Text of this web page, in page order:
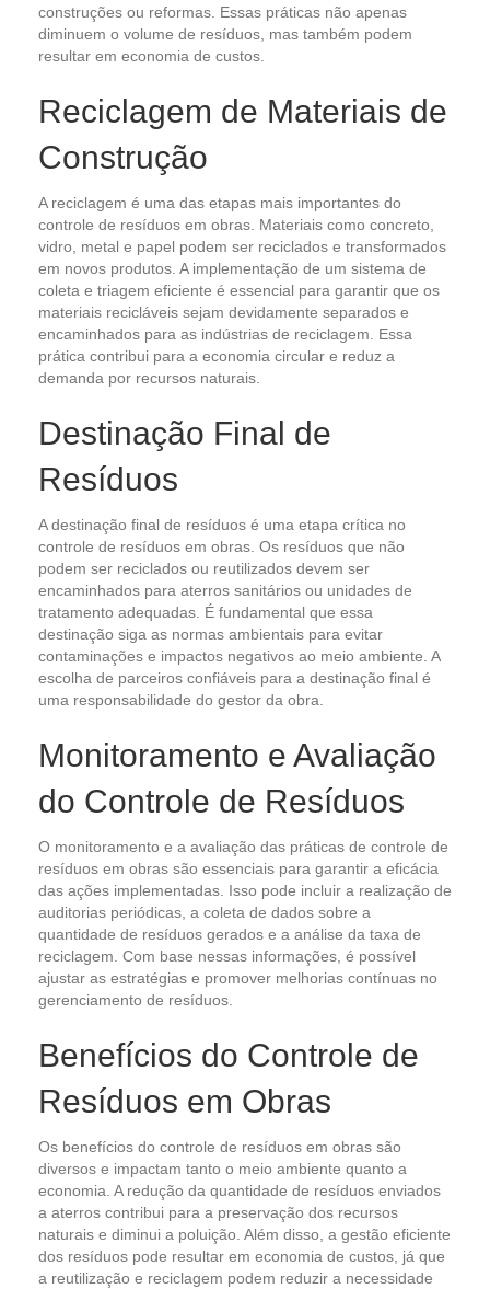
construções ou reformas. Essas práticas não apenas
diminuem o volume de resíduos, mas também podem
resultar em economia de custos.
Reciclagem de Materiais de
Construção
A reciclagem é uma das etapas mais importantes do
controle de resíduos em obras. Materiais como concreto,
vidro, metal e papel podem ser reciclados e transformados
em novos produtos. A implementação de um sistema de
coleta e triagem eficiente é essencial para garantir que os
materiais recicláveis sejam devidamente separados e
encaminhados para as indústrias de reciclagem. Essa
prática contribui para a economia circular e reduz a
demanda por recursos naturais.
Destinação Final de
Resíduos
A destinação final de resíduos é uma etapa crítica no
controle de resíduos em obras. Os resíduos que não
podem ser reciclados ou reutilizados devem ser
encaminhados para aterros sanitários ou unidades de
tratamento adequadas. É fundamental que essa
destinação siga as normas ambientais para evitar
contaminações e impactos negativos ao meio ambiente. A
escolha de parceiros confiáveis para a destinação final é
uma responsabilidade do gestor da obra.
Monitoramento e Avaliação
do Controle de Resíduos
O monitoramento e a avaliação das práticas de controle de
resíduos em obras são essenciais para garantir a eficácia
das ações implementadas. Isso pode incluir a realização de
auditorias periódicas, a coleta de dados sobre a
quantidade de resíduos gerados e a análise da taxa de
reciclagem. Com base nessas informações, é possível
ajustar as estratégias e promover melhorias contínuas no
gerenciamento de resíduos.
Benefícios do Controle de
Resíduos em Obras
Os benefícios do controle de resíduos em obras são
diversos e impactam tanto o meio ambiente quanto a
economia. A redução da quantidade de resíduos enviados
a aterros contribui para a preservação dos recursos
naturais e diminui a poluição. Além disso, a gestão eficiente
dos resíduos pode resultar em economia de custos, já que
a reutilização e reciclagem podem reduzir a necessidade